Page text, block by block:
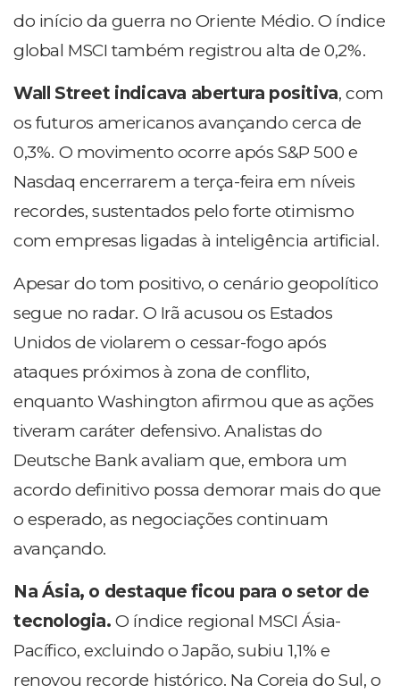
do início da guerra no Oriente Médio. O índice
global MSCI também registrou alta de 0,2%.
Wall Street indicava abertura positiva, com
os futuros americanos avançando cerca de
0,3%. O movimento ocorre após S&P 500 e
Nasdaq encerrarem a terça-feira em níveis
recordes, sustentados pelo forte otimismo
com empresas ligadas à inteligência artificial.
Apesar do tom positivo, o cenário geopolítico
segue no radar. O Irã acusou os Estados
Unidos de violarem o cessar-fogo após
ataques próximos à zona de conflito,
enquanto Washington afirmou que as ações
tiveram caráter defensivo. Analistas do
Deutsche Bank avaliam que, embora um
acordo definitivo possa demorar mais do que
o esperado, as negociações continuam
avançando.
Na Ásia, o destaque ficou para o setor de
tecnologia. O índice regional MSCI Ásia-
Pacífico, excluindo o Japão, subiu 1,1% e
renovou recorde histórico. Na Coreia do Sul, o